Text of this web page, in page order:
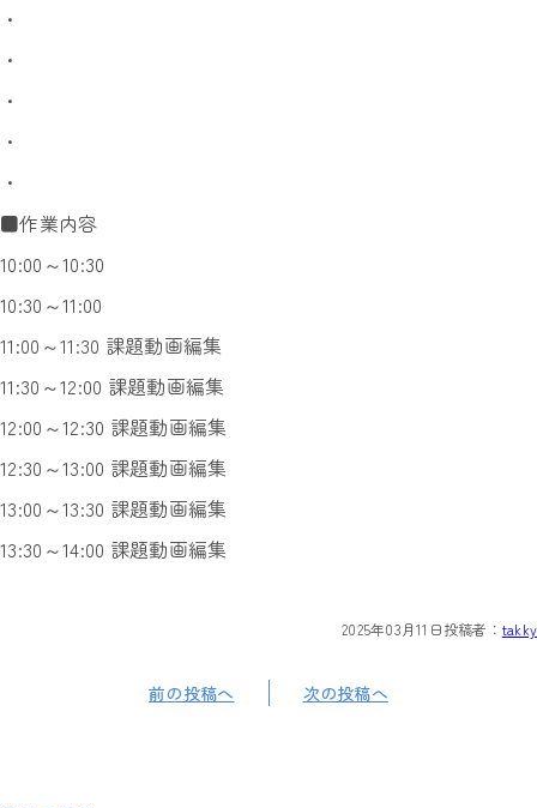
・
・
・
・
・
■作業内容
10:00～10:30
10:30～11:00
11:00～11:30 課題動画編集
11:30～12:00 課題動画編集
12:00～12:30 課題動画編集
12:30～13:00 課題動画編集
13:00～13:30 課題動画編集
13:30～14:00 課題動画編集
2025年03月11日投稿者： takky
前の投稿へ 次の投稿へ